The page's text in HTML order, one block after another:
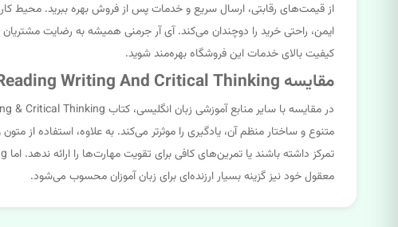
از قیمت‌های رقابتی، ارسال سریع و خدمات پس از فروش بهره ببرید. محیط
ایمن، راحتی خرید را دوچندان می‌کند. آی آر جرمنی همیشه به رضایت مشتریان
کیفیت بالای خدمات این فروشگاه بهره‌مند شوید.
مقایسه Unlock 2nd 4 Reading Writing And Critical Thinking با سایر منابع آموزشی
متنوع و ساختار منظم آن، یادگیری را موثرتر می‌کند. به علاوه، استفاده
معقول خود نیز گزینه بسیار ارزنده‌ای برای زبان آموزان محسوب می‌شود.